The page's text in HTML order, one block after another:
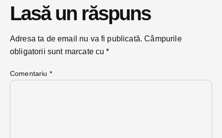
Lasă un răspuns
Adresa ta de email nu va fi publicată. Câmpurile
obligatorii sunt marcate cu*
Comentariu *